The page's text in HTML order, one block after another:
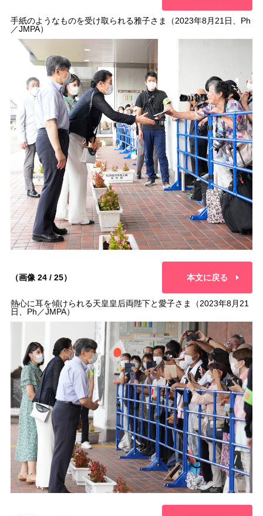
手紙のようなものを受け取られる雅子さま（2023年8月21日、Ph
／JMPA）
（画像 24 / 25） 本文に戻る
熱心に耳を傾けられる天皇皇后両陛下と愛子さま（2023年8月21
日、Ph／JMPA）